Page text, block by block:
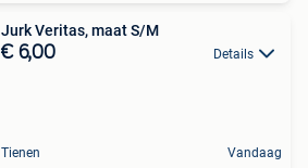
Jurk Veritas, maat S/M
€ 6,00 Details
Tienen Vandaag